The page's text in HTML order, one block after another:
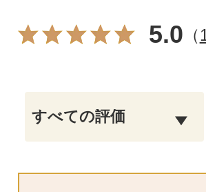
5.0 （